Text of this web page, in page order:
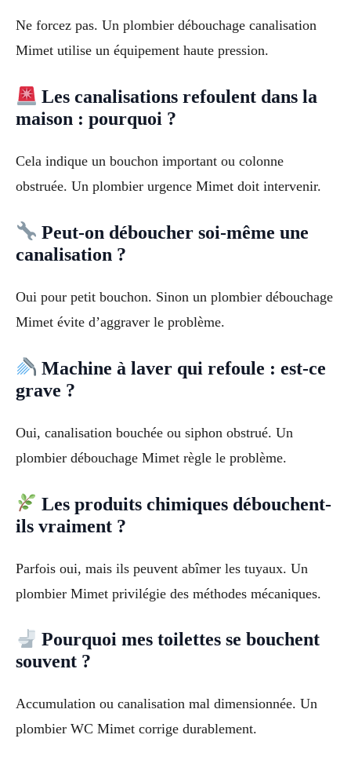
Ne forcez pas. Un plombier débouchage canalisation
Mimet utilise un équipement haute pression.
Les canalisations refoulent dans la
maison : pourquoi ?
Cela indique un bouchon important ou colonne
obstruée. Un plombier urgence Mimet doit intervenir.
Peut-on déboucher soi-même une
canalisation ?
Oui pour petit bouchon. Sinon un plombier débouchage
Mimet évite d’aggraver le problème.
Machine à laver qui refoule : est-ce
grave ?
Oui, canalisation bouchée ou siphon obstrué. Un
plombier débouchage Mimet règle le problème.
Les produits chimiques débouchent-
ils vraiment ?
Parfois oui, mais ils peuvent abîmer les tuyaux. Un
plombier Mimet privilégie des méthodes mécaniques.
Pourquoi mes toilettes se bouchent
souvent ?
Accumulation ou canalisation mal dimensionnée. Un
plombier WC Mimet corrige durablement.